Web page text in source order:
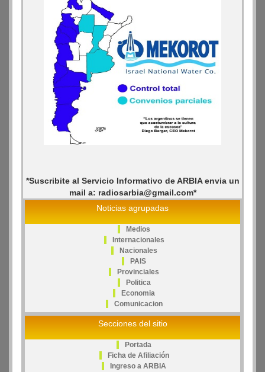
*Suscribite al Servicio Informativo de ARBIA envia un
mail a: radiosarbia@gmail.com*
Noticias agrupadas
Medios
Internacionales
Nacionales
PAIS
Provinciales
Politica
Economia
Comunicacion
Secciones del sitio
Portada
Ficha de Afiliación
Ingreso a ARBIA